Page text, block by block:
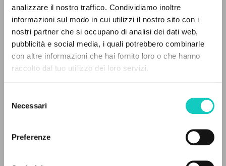
analizzare il nostro traffico. Condividiamo inoltre
informazioni sul modo in cui utilizzi il nostro sito con i
nostri partner che si occupano di analisi dei dati web,
pubblicità e social media, i quali potrebbero combinarle
con altre informazioni che hai fornito loro o che hanno
raccolto dal tuo utilizzo dei loro servizi.
delNecessari
Preferenze
Giussani LuigiAutore
Spagnolo
Litterae Communionis-Huellas
2000
Pagine: 16
IL PROGETTO
Il portale raccoglie e rende accessibili gli scritti
di Luigi Giussani: quasi 5000 voci bibliografiche,
testi integrali in 5 lingue e percorsi tematici
dedicati.